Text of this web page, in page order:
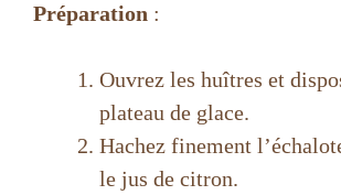
Préparation :
Ouvrez les huîtres et
plateau de glace.
Hachez finement
le jus de citron.